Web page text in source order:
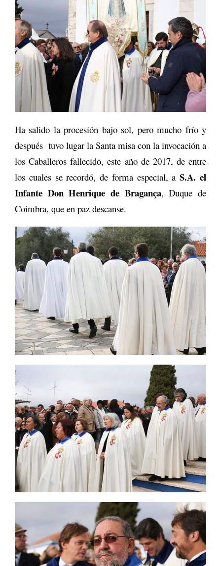
Ha salido la procesión bajo sol, pero mucho frío y
después tuvo lugar la Santa misa con la invocación a
los Caballeros fallecido, este año de 2017, de entre
los cuales se recordó, de forma especial, aS.A. el
Infante Don Henrique de Bragança, Duque de
Coimbra, que en paz descanse.